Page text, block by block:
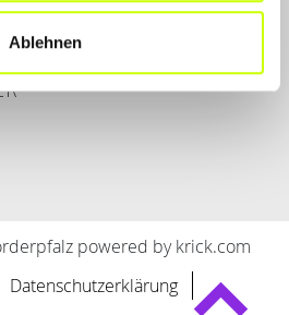
Ablehnen
powered by krick.com
Datenschutzerklärung